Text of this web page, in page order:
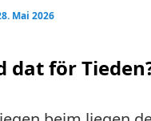
Mai 2026
dat för